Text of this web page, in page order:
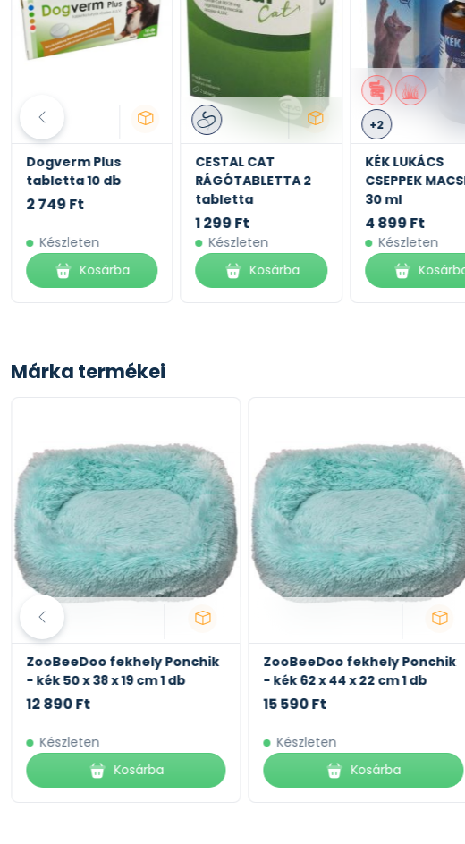
Dogverm Plus
tabletta 10 db
2 749 Ft
Készleten
Kosárba
CESTAL CAT
RÁGÓTABLETTA 2
tabletta
1 299 Ft
Készleten
Kosárba
+2
KÉK LUKÁCS
CSEPPEK
30 ml
4 899 Ft
Készleten
Márka termékei
ZooBeeDoo fekhely Ponchik
- kék 50 x 38 x 19 cm 1 db
12 890 Ft
Készleten
Kosárba
ZooBeeDoo fekhely Ponchik
- kék 62 x 44 x 22 cm 1 db
15 590 Ft
Készleten
Kosárba